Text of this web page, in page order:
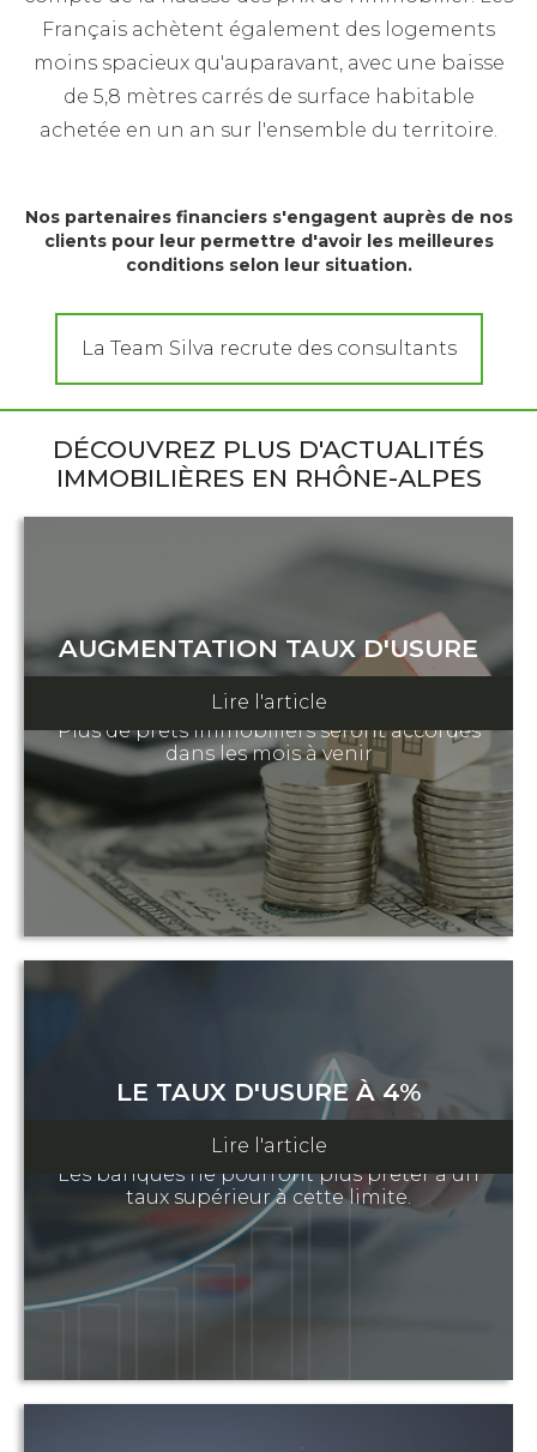
Français achètent également des logements
moins spacieux qu'auparavant, avec une baisse
de 5,8 mètres carrés de surface habitable
achetée en un an sur l'ensemble du territoire.
Nos partenaires financiers s'engagent auprès de nos
clients pour leur permettre d'avoir les meilleures
conditions selon leur situation.
La Team Silva recrute des consultants
DÉCOUVREZ PLUS D'ACTUALITÉS
IMMOBILIÈRES EN RHÔNE-ALPES
AUGMENTATION TAUX D'USURE
29 janvier 2023
Plus de prêts immobiliers seront accordés
dans les mois à venir
Lire l'article
LE TAUX D'USURE À 4%
28 février 2023
Les banques ne pourront plus prêter à un
taux supérieur à cette limite.
Lire l'article